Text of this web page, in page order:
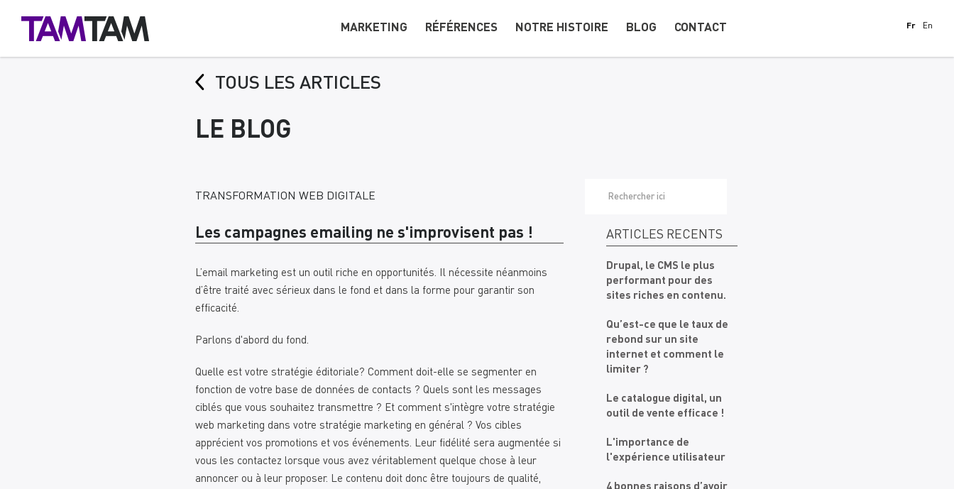
Fr En
TOUS LES ARTICLES
LE BLOG
TRANSFORMATION WEB DIGITALE
Les campagnes emailing ne s'improvisent pas !
L’email marketing est un outil riche en opportunités. Il nécessite néanmoins
d’être traité avec sérieux dans le fond et dans la forme pour garantir son
efficacité.
Parlons d'abord du fond.
Quelle est votre stratégie éditoriale? Comment doit-elle se segmenter en
fonction de votre base de données de contacts ? Quels sont les messages
ciblés que vous souhaitez transmettre ? Et comment s'intègre votre stratégie
web marketing dans votre stratégie marketing en général ? Vos cibles
apprécient vos promotions et vos événements. Leur fidélité sera augmentée si
vous les contactez lorsque vous avez véritablement quelque chose à leur
annoncer ou à leur proposer. Le contenu doit donc être toujours de qualité,
ARTICLES RÉCENTS
Drupal, le CMS le plus
performant pour des
sites riches en contenu.
Qu’est-ce que le taux de
rebond sur un site
internet et comment le
limiter ?
Le catalogue digital, un
outil de vente efficace !
L'importance de
l'expérience utilisateur
MARKETING RÉFÉRENCES NOTRE HISTOIRE BLOG CONTACT